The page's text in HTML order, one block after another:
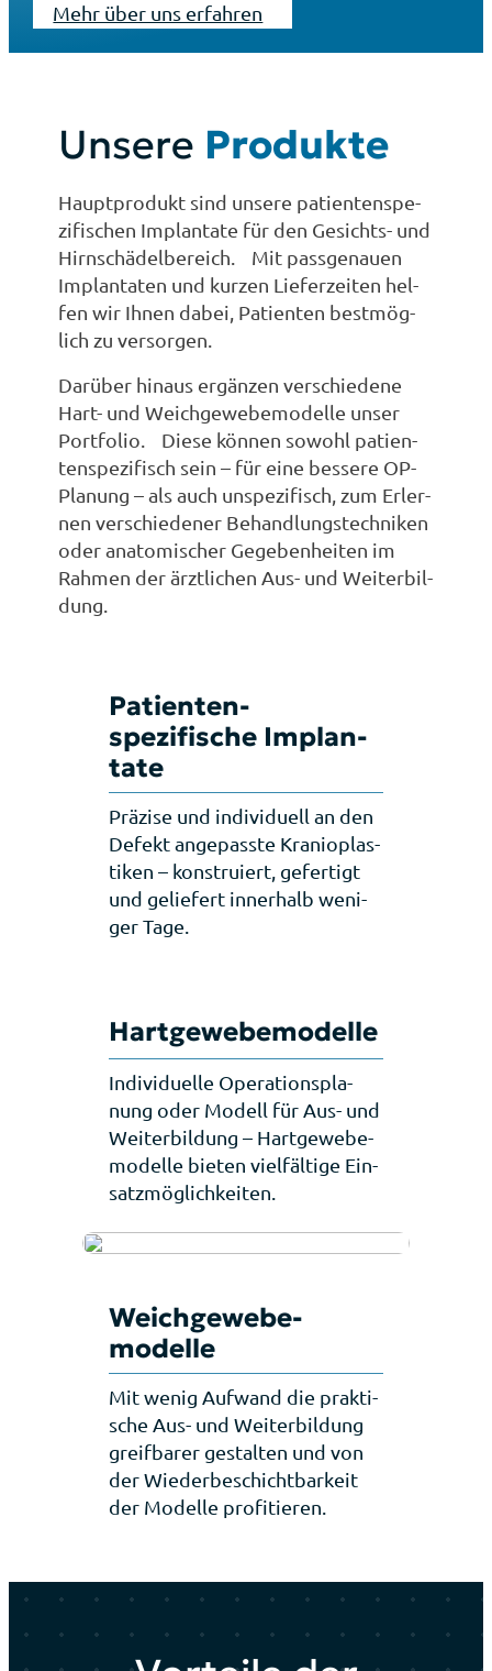
Mehr über uns erfah­ren
Unse­re Pro­duk­te
Haupt­pro­dukt sind unse­re pati­en­ten­spe­
zi­fi­schen Implan­ta­te für den Gesichts- und
Hirn­schä­del­be­reich. Mit pass­ge­nau­en
Implan­ta­ten und kur­zen Lie­fer­zei­ten hel­
fen wir Ihnen dabei, Pati­en­ten best­mög­
lich zu ver­sor­gen.
Dar­über hin­aus ergän­zen ver­schie­de­ne
Hart- und Weich­ge­we­be­mo­del­le unser
Port­fo­lio. Die­se kön­nen sowohl pati­en­
ten­spe­zi­fisch sein – für eine bes­se­re OP-
Pla­nung – als auch unspe­zi­fisch, zum Erler­
nen ver­schie­de­ner Behand­lungs­tech­ni­ken
oder ana­to­mi­scher Gege­ben­hei­ten im
Rah­men der ärzt­li­chen Aus- und Wei­ter­bil­
dung.
Patienten­
spezifische Implan­
ta­te
Prä­zi­se und indi­vi­du­ell an den
Defekt ange­pass­te Kra­nio­plas­
ti­ken – kon­stru­iert, gefer­tigt
und gelie­fert inner­halb weni­
ger Tage.
Hart­gewebe­modelle
Indi­vi­du­el­le Ope­ra­ti­ons­pla­
nung oder Modell für Aus- und
Wei­ter­bil­dung – Hart­ge­we­be­
mo­del­le bie­ten viel­fäl­ti­ge Ein­
satz­mög­lich­kei­ten.
Weich­gewebe­
modelle
Mit wenig Auf­wand die prak­ti­
sche Aus- und Wei­ter­bil­dung
greif­ba­rer gestal­ten und von
der Wie­der­be­schicht­bar­keit
der Modelle pro­fi­tie­ren.